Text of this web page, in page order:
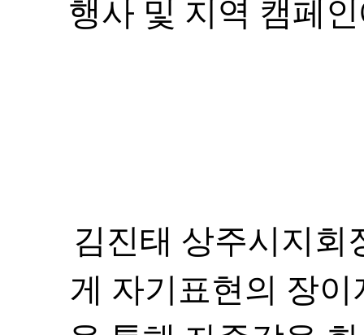
김진태 상주시지회
게 자기표현의 장